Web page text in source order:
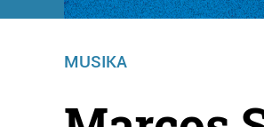
MUSIKA